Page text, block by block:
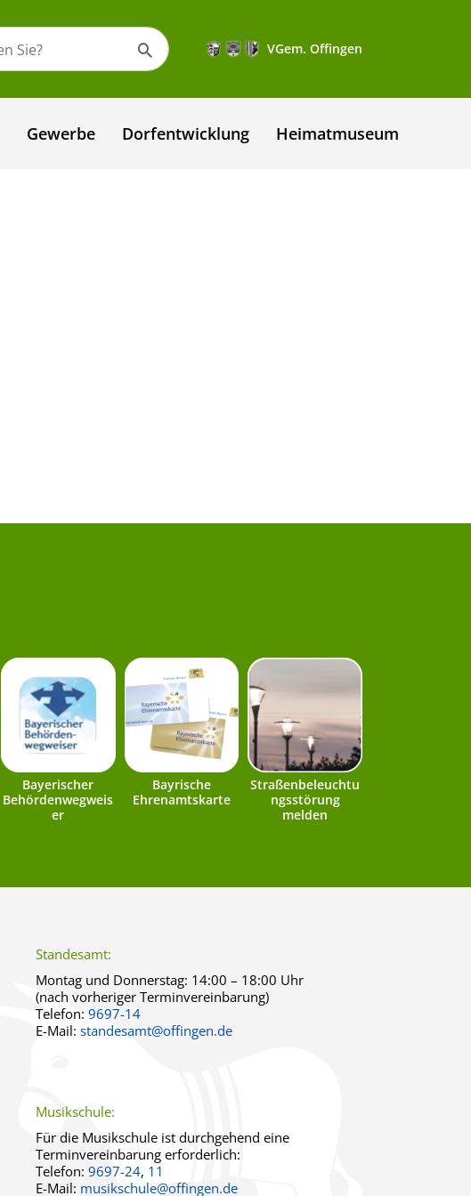
VGem. Offingen
Gewerbe Dorfentwicklung Heimatmuseum
Bayerischer
Behördenwegweis
er
Bayrische
Ehrenamtskarte
Straßenbeleuchtu
ngsstörung
melden
Standesamt:
Montag und Donnerstag: 14:00 – 18:00 Uhr
(nach vorheriger Terminvereinbarung)
Telefon:9697-14
E-Mail:standesamt@offingen.de
Musikschule:
Für die Musikschule ist durchgehend eine
Terminvereinbarung erforderlich:
Telefon:9697-24, 11
E-Mail: musikschule@offingen.de